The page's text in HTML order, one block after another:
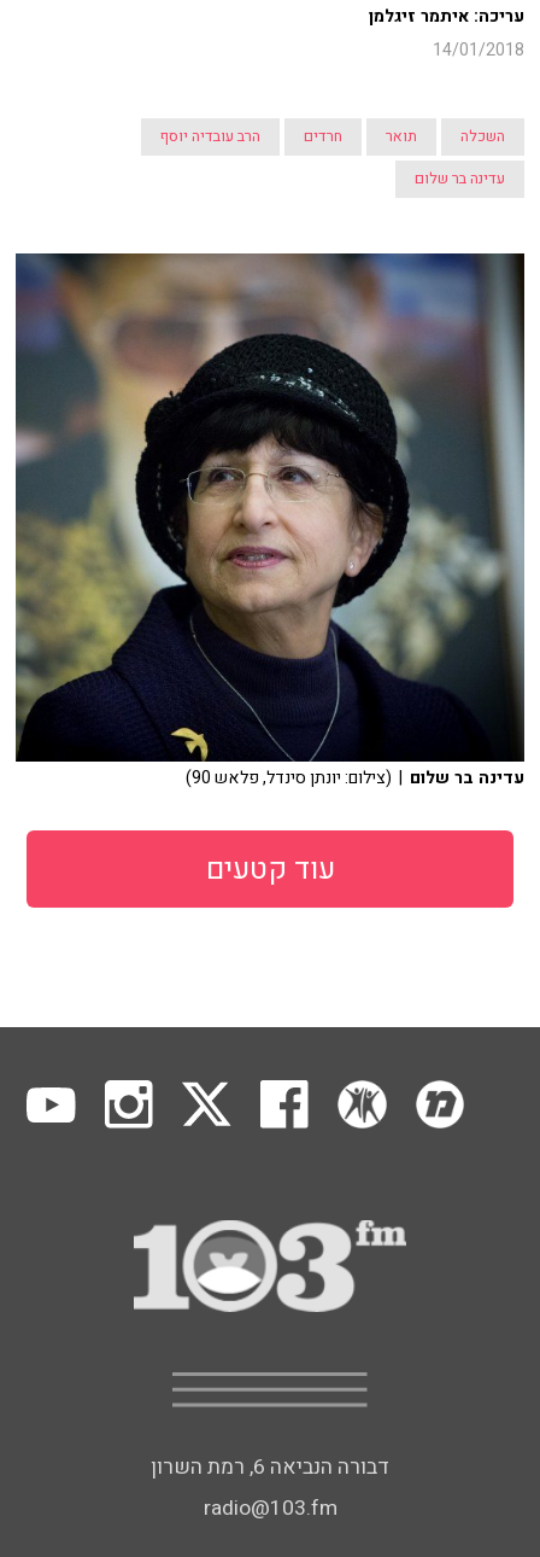
עריכה: איתמר זיגלמן
14/01/2018
השכלה תואר חרדים
הרב עובדיה יוסף
עדינה בר שלום
עדינה בר שלום | (צילום: יונתן סינדל, פלאש 90)
עוד קטעים
דבורה הנביאה 6, רמת השרון
radio@103.fm